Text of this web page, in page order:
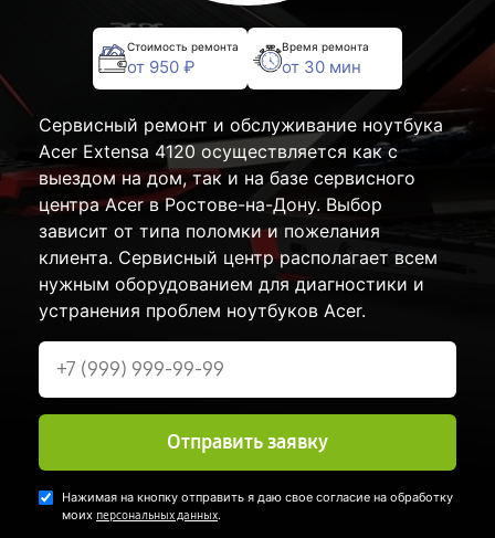
Стоимость ремонта
от 950 ₽
Время ремонта
от 30 мин
Сервисный ремонт и обслуживание ноутбука
Acer Extensa 4120 осуществляется как с
выездом на дом, так и на базе сервисного
центра Acer в Ростове-на-Дону. Выбор
зависит от типа поломки и пожелания
клиента. Сервисный центр располагает всем
нужным оборудованием для диагностики и
устранения проблем ноутбуков Acer.
Отправить заявку
Нажимая на кнопку отправить я даю свое согласие на обработку
моих персональных данных.